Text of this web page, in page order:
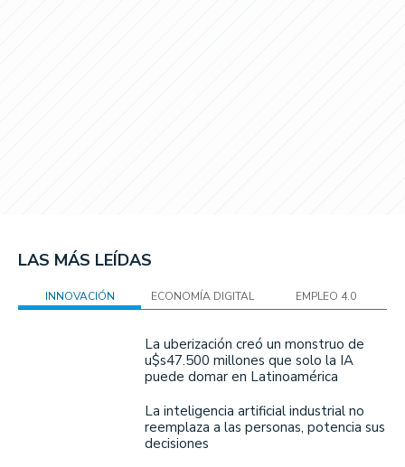
LAS MÁS LEÍDAS
INNOVACIÓN ECONOMÍA DIGITAL EMPLEO 4.0
La uberización creó un monstruo de
u$s47.500 millones que solo la IA
puede domar en Latinoamérica
La inteligencia artificial industrial no
reemplaza a las personas, potencia sus
decisiones